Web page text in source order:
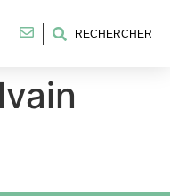
RECHERCHER